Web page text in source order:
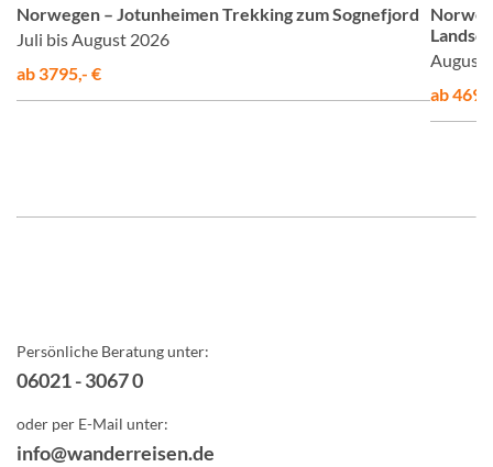
Norwegen – Jotunheimen Trekking zum Sognefjord
Juli bis August 2026
ab 3795,- €
August
ab
Persönliche Beratung unter:
06021 - 3067 0
oder per E-Mail unter:
info@wanderreisen.de